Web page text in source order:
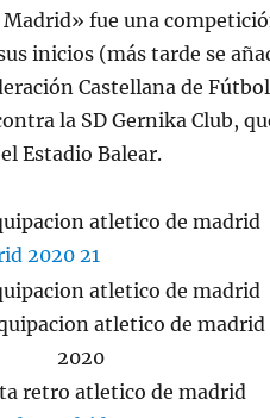
Madrid» fue una
inicios (más tarde se
Castellana de
la SD Gernika Club,
Estadio Balear.